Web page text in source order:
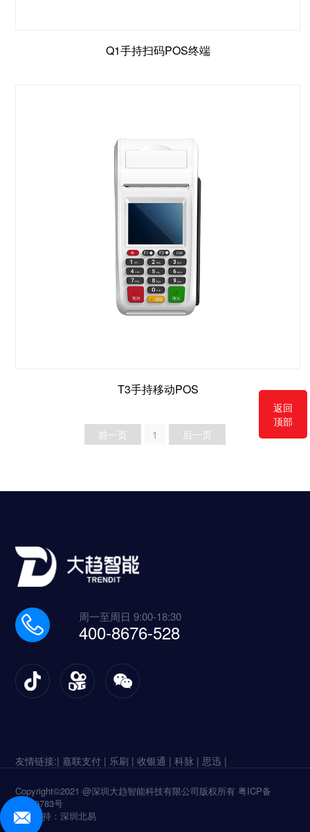
Q1手持扫码POS终端
T3手持移动POS
前一页 1 后一页
周一至周日 9:00-18:30
400-8676-528
友情链接:|嘉联支付 | 乐刷 |收银通 |科脉 | 思迅 |
Copyright©2021 @深圳大趋智能科技有限公司版权所有粤ICP备
16119783号
技术支持：深圳北易
返回
顶部